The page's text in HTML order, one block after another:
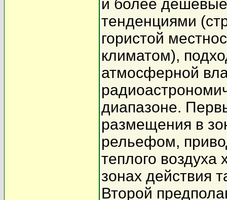
и более
тенденциями
гористой
климатом),
атмосферной
диапазоне.
размещения в
рельефом,
теплого
зонах действия
Второй